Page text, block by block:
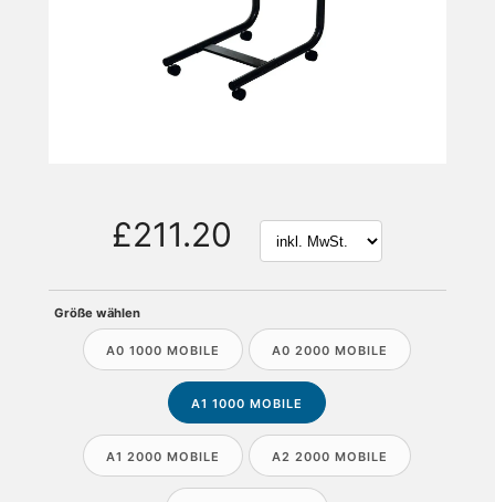
£211.20
Größe wählen
A0 1000 MOBILE A0 2000 MOBILE
A1 1000 MOBILE
A1 2000 MOBILE A2 2000 MOBILE